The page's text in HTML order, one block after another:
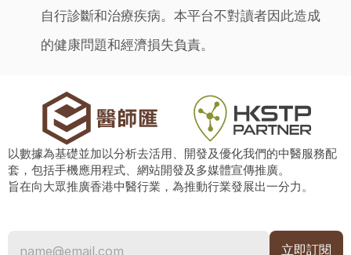
自行診斷和治療疾病。本平台不對讀者因此造成
的健康問題和經濟損失負責。
以數據為基礎並加以分析去活用、開發及優化我們的中醫服務配
套，包括手機應用程式、網站開發及多媒體宣傳推廣。
旨在向大眾推廣香港中醫行業，為推動行業發展出一分力。